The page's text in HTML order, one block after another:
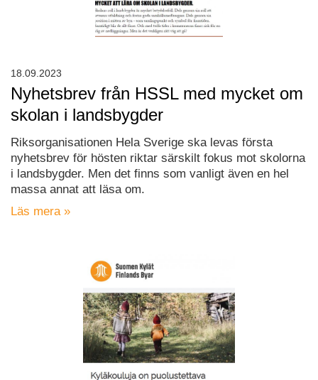
Nyhetsbrev från HSSL med mycket om
skolan i landsbygder
Riksorganisationen Hela Sverige ska levas första
nyhetsbrev för hösten riktar särskilt fokus mot skolorna
i landsbygder. Men det finns som vanligt även en hel
massa annat att läsa om.
Läs mera »
18.09.2023